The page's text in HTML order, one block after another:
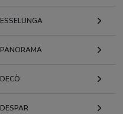
ESSELUNGA
PANORAMA
DECÒ
DESPAR